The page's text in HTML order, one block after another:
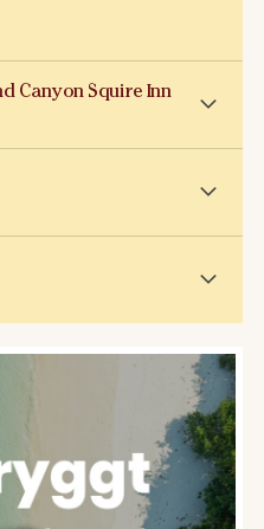
Canyon Squire Inn